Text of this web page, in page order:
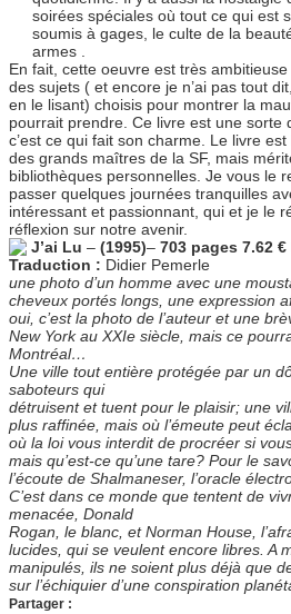
soirées spéciales où tout ce qui est
soumis à gages, le culte de la
armes .
En fait, cette oeuvre est très
des sujets ( et encore je n’ai pas tout
en le lisant) choisis pour montrer la
pourrait prendre. Ce livre est une sorte
c’est ce qui fait son charme. Le livre
des grands maîtres de la SF, mais
bibliothèques personnelles. Je vous le
passer quelques journées tranquilles
intéressant et passionnant, qui et je le
réflexion sur notre avenir.
J’ai Lu – (1995)– 703 pages 7.62 €
Traduction : Didier Pemerle
une photo d’un homme avec une
cheveux portés longs, une expression
oui, c’est la photo de l’auteur et une
New York au XXIe siècle, mais ce
Montréal…
Une ville tout entière protégée par un
saboteurs qui
détruisent et tuent pour le plaisir; une
plus raffinée, mais où l’émeute peut
où la loi vous interdit de procréer si
mais qu’est-ce qu’une tare? Pour le
l’écoute de Shalmaneser, l’oracle
C’est dans ce monde que tentent de
menacée, Donald
Rogan, le blanc, et Norman House,
lucides, qui se veulent encore libres. A
manipulés, ils ne soient plus déjà que
sur l’échiquier d’une conspiration
Partager :